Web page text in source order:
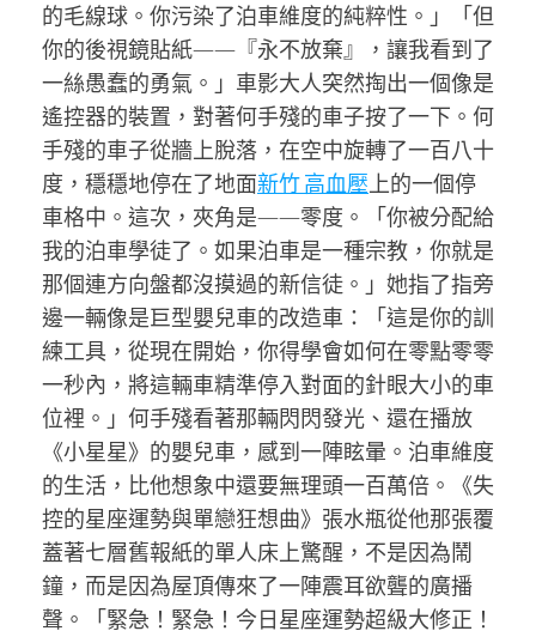
的毛線球。你污染了泊車維度的純粹性。」「但
你的後視鏡貼紙——『永不放棄』，讓我看到了
一絲愚蠢的勇氣。」車影大人突然掏出一個像是
遙控器的裝置，對著何手殘的車子按了一下。何
手殘的車子從牆上脫落，在空中旋轉了一百八十
度，穩穩地停在了地面新竹 高血壓上的一個停
車格中。這次，夾角是——零度。「你被分配給
我的泊車學徒了。如果泊車是一種宗教，你就是
那個連方向盤都沒摸過的新信徒。」她指了指旁
邊一輛像是巨型嬰兒車的改造車：「這是你的訓
練工具，從現在開始，你得學會如何在零點零零
一秒內，將這輛車精準停入對面的針眼大小的車
位裡。」何手殘看著那輛閃閃發光、還在播放
《小星星》的嬰兒車，感到一陣眩暈。泊車維度
的生活，比他想象中還要無理頭一百萬倍。《失
控的星座運勢與單戀狂想曲》張水瓶從他那張覆
蓋著七層舊報紙的單人床上驚醒，不是因為鬧
鐘，而是因為屋頂傳來了一陣震耳欲聾的廣播
聲。「緊急！緊急！今日星座運勢超級大修正！